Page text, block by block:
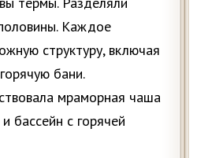
Каждое
структуру, включая
бани.
мраморная чаша
бассейн с горячей